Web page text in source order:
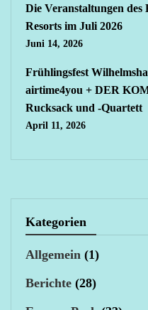
Die Veranstaltungen
Resorts im Juli 2026
Juni 14, 2026
Frühlingsfest
airtime4you + DER
Rucksack und -Quartett
April 11, 2026
Kategorien
Allgemein (1)
Berichte (28)